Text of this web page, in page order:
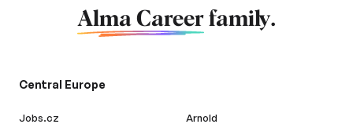
Alma Career family.
Central Europe
Jobs.cz
Arnold